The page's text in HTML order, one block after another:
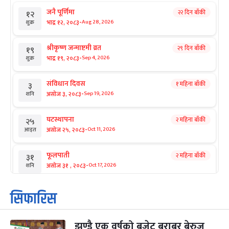
१२
शुक्र
जनै पूर्णिमा
भाद्र १२, २०८३-Aug 28, 2026
२२ दिन बाँकी
१९
शुक्र
श्रीकृष्ण जन्माष्टमी व्रत
भाद्र १९, २०८३-Sep 4, 2026
२९ दिन बाँकी
३
शनि
संविधान दिवस
असोज ३, २०८३-Sep 19, 2026
१ महिना बाँकी
२५
आइत
घटस्थापना
असोज २५, २०८३-Oct 11, 2026
२ महिना बाँकी
३१
शनि
फूलपाती
असोज ३१ , २०८३-Oct 17, 2026
२ महिना बाँकी
१
आइत
कार्तिक सङ्क्रान्ति
कार्तिक १, २०८३
सिफारिस